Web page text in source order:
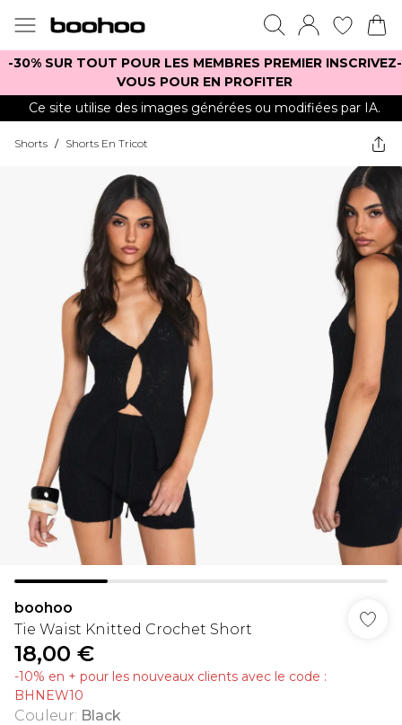
-30% SUR TOUT POUR LES MEMBRES PREMIER INSCRIVEZ-
VOUS POUR EN PROFITER
Ce site utilise des images générées ou modifiées par IA.
Shorts / Shorts En Tricot
boohoo
Tie Waist Knitted Crochet Short
18,00 €
-10% en + pour les nouveaux clients avec le code :
BHNEW10
Couleur: Black